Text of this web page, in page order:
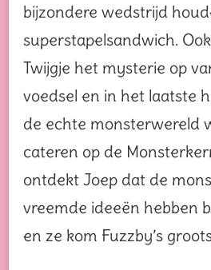
bijzondere wedstrijd
superstapelsandwich.
Twijgje het mysterie op
voedsel en in het laatste
de echte monsterwereld
cateren op de
ontdekt Joep dat de
vreemde ideeën hebben
en ze kom Fuzzby’s